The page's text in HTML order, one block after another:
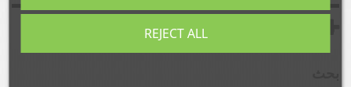
REJECT ALL